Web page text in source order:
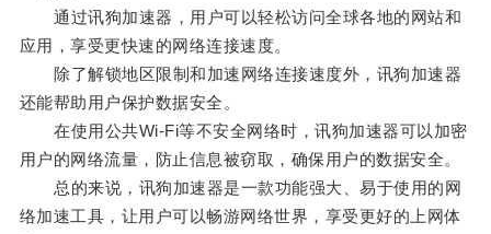
通过讯狗加速器，用户可以轻松访问全球各地的网站和
应用，享受更快速的网络连接速度。
除了解锁地区限制和加速网络连接速度外，讯狗加速器
还能帮助用户保护数据安全。
在使用公共Wi-Fi等不安全网络时，讯狗加速器可以加密
用户的网络流量，防止信息被窃取，确保用户的数据安全。
总的来说，讯狗加速器是一款功能强大、易于使用的网
络加速工具，让用户可以畅游网络世界，享受更好的上网体